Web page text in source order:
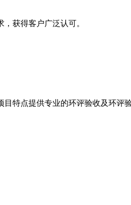
获得客户广泛认可。
特点提供专业的环评验收及环评